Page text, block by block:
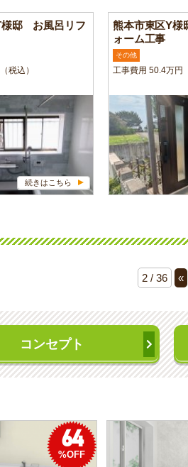
様邸 お風呂リフ
税込）
続きはこちら
熊本市東区Y
ォーム工事
その他
工事費用 50.4万円
2 / 36 «
コンセプト
64
%OFF